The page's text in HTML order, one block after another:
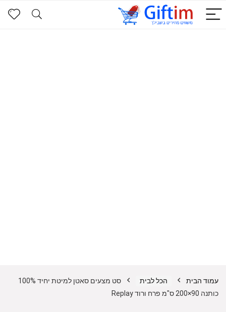
עמוד הבית הכל לבית
סט מצעים סאטן למיטת יחיד 100%
כותנה 90×200 ס"מ פרח ורוד Replay